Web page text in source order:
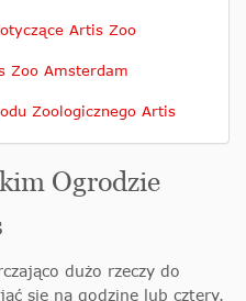
Artis Zoo
Zoo Amsterdam
Zoologicznego Artis
Ogrodzie
dużo rzeczy do
się na godzinę lub cztery.